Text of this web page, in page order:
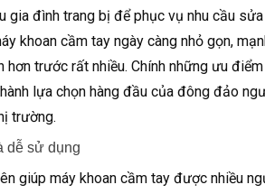
gia đình trang bị để phục vụ nhu cầu
khoan cầm tay ngày càng nhỏ gọn,
trước rất nhiều. Chính những ưu
lựa chọn hàng đầu của đông đảo
trường.
dễ sử dụng
giúp máy khoan cầm tay được nhiều